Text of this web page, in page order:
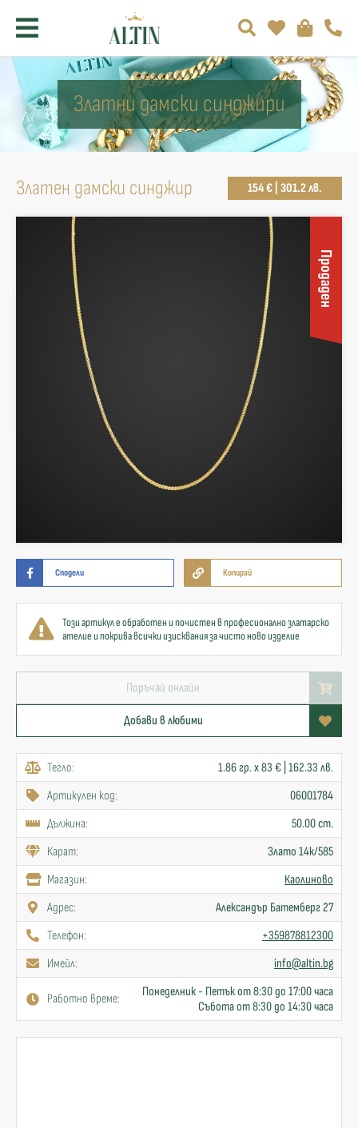
Златни дамски синджири
Златен дамски синджир 154 € | 301.2 лв.
Продаден
Сподели Копирай
Този артикул е обработен и почистен в професионално златарско
ателие и покрива всички изисквания за чисто ново изделие
Поръчай онлайн
Добави в любими
Тегло:
1.86 гр. x 83 € | 162.33 лв.
Артикулен код:
06001784
Дължина:
50.00 cm.
Карат:
Злато 14к/585
Mагазин:
Каолиново
Адрес:
Александър Батемберг 27
Телефон:
+359878812300
Имейл:
info@altin.bg
Работно време:
Понеделник - Петък от 8:30 до 17:00 часа
Събота от 8:30 до 14:30 часа